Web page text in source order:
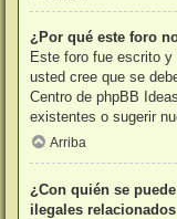
¿Por qué este foro
Este foro fue escrito
usted cree que se
Centro de phpBB Ideas
existentes o sugerir
Arriba
¿Con quién se
ilegales